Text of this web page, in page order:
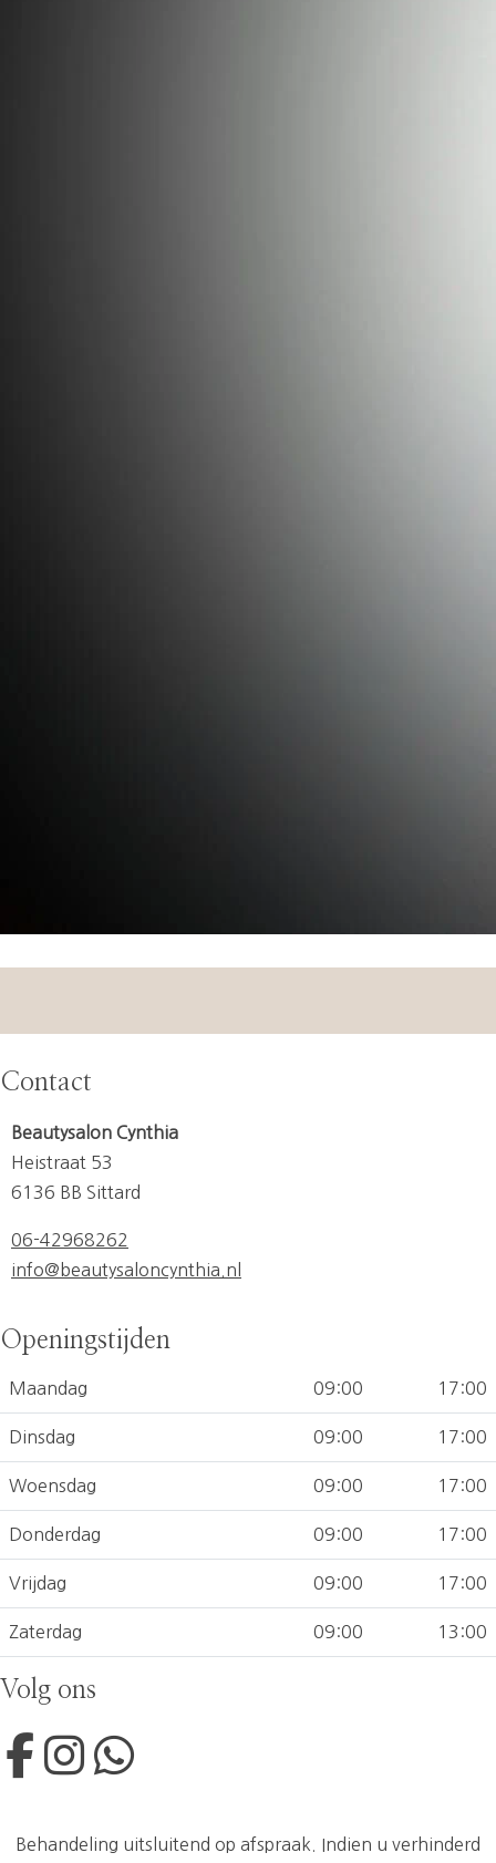
Contact
Beautysalon Cynthia
Heistraat 53
6136 BB Sittard
06-42968262
info@beautysaloncynthia.nl
Openingstijden
Maandag 09:00 17:00
Dinsdag 09:00 17:00
Woensdag 09:00 17:00
Donderdag 09:00 17:00
Vrijdag 09:00 17:00
Zaterdag 09:00 13:00
Volg ons
Behandeling uitsluitend op afspraak. Indien u verhinderd